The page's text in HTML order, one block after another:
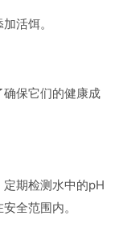
活饵。
保它们的健康成
期检测水中的pH
全范围内。